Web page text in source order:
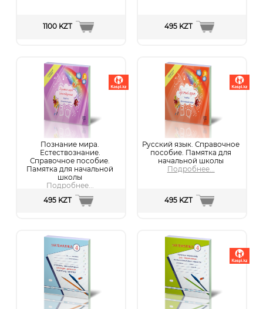
1100 KZT 495 KZT
Познание мира.
Естествознание.
Справочное пособие.
Памятка для начальной
школы
Подробнее...
495 KZT
Русский язык. Справочное
пособие. Памятка для
начальной школы
Подробнее...
495 KZT